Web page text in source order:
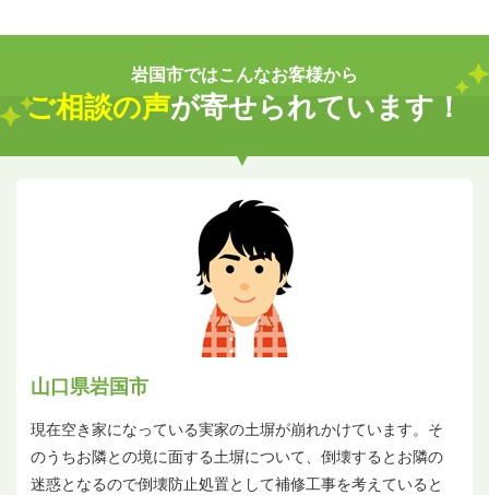
岩国市ではこんなお客様から
ご相談の声が寄せられています！
山口県岩国市
現在空き家になっている実家の土塀が崩れかけています。そ
のうちお隣との境に面する土塀について、倒壊するとお隣の
迷惑となるので倒壊防止処置として補修工事を考えていると